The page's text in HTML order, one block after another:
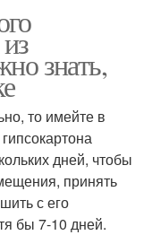
знать,
то имейте в
дней, чтобы
принять
с его
бы 7-10 дней.